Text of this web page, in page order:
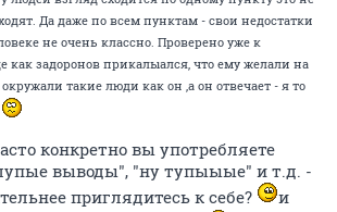
Да даже по всем пунктам - свои недостатки
не очень классно. Проверено уже к
как задоронов прикалыался, что ему желали на
такие люди как он ,а он отвечает - я то
конкретно вы употребляете
выводы", "ну тупыыые" и т.д. -
приглядитесь к себе?
и